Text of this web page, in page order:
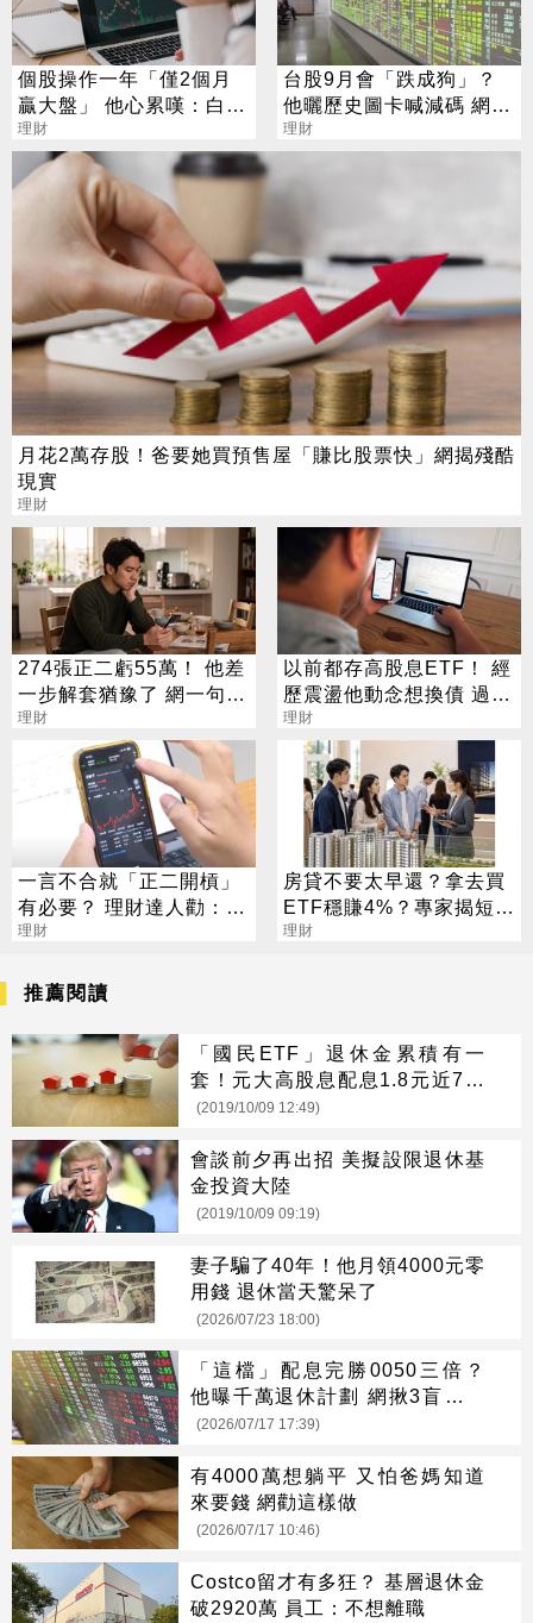
個股操作一年「僅2個月
贏大盤」 他心累嘆：白忙
一場
理財
台股9月會「跌成狗」？
他曬歷史圖卡喊減碼 網看
法兩極
理財
月花2萬存股！爸要她買預售屋「賺比股票快」網揭殘酷
現實
理財
274張正二虧55萬！ 他差
一步解套猶豫了 網一句話
戳盲點
理財
以前都存高股息ETF！ 經
歷震盪他動念想換債 過來
人說話了
理財
一言不合就「正二開槓」
有必要？ 理財達人勸：曝
險比例是關鍵
理財
房貸不要太早還？拿去買
ETF穩賺4%？專家揭短影
音沒說完的真相
理財
推薦閱讀
「國民ETF」退休金累積有一
套！元大高股息配息1.8元近7年
最高
(2019/10/09 12:49)
會談前夕再出招 美擬設限退休基
金投資大陸
(2019/10/09 09:19)
妻子騙了40年！他月領4000元零
用錢 退休當天驚呆了
(2026/07/23 18:00)
「這檔」配息完勝0050三倍？
他曝千萬退休計劃 網揪3盲點打
臉
(2026/07/17 17:39)
有4000萬想躺平 又怕爸媽知道
來要錢 網勸這樣做
(2026/07/17 10:46)
Costco留才有多狂？ 基層退休金
破2920萬 員工：不想離職